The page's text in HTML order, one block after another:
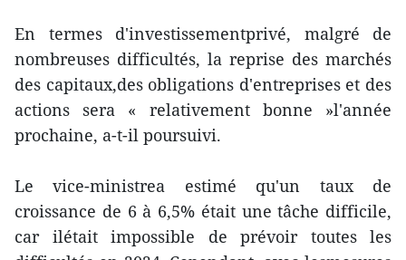
En termes d'investissementprivé, malgré de
nombreuses difficultés, la reprise des marchés
des capitaux,des obligations d'entreprises et des
actions sera « relativement bonne »l'année
prochaine, a-t-il poursuivi.
Le vice-ministrea estimé qu'un taux de
croissance de 6 à 6,5% était une tâche difficile,
car ilétait impossible de prévoir toutes les